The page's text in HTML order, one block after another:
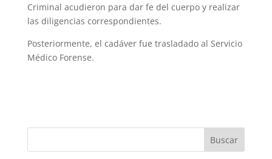
Criminal acudieron para dar fe del cuerpo y realizar
las diligencias correspondientes.
Posteriormente, el cadáver fue trasladado al Servicio
Médico Forense.
Buscar